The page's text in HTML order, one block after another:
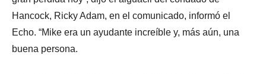
Hancock, Ricky Adam, en el comunicado, informó el
Echo. “Mike era un ayudante increíble y, más aún, una
buena persona.